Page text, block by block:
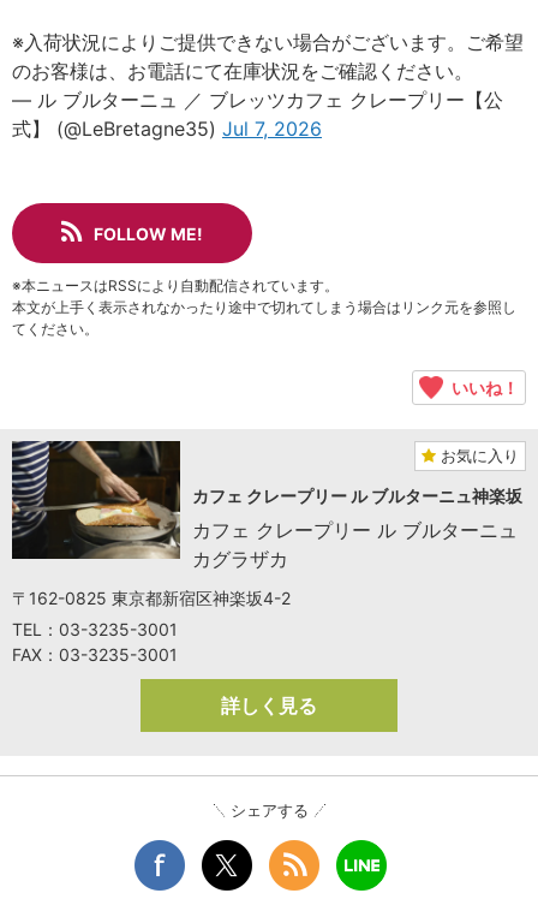
※入荷状況によりご提供できない場合がございます。ご希望
のお客様は、お電話にて在庫状況をご確認ください。
— ル ブルターニュ ／ ブレッツカフェ クレープリー【公
式】 (@LeBretagne35) Jul 7, 2026
FOLLOW ME!
※本ニュースはRSSにより自動配信されています。
本文が上手く表示されなかったり途中で切れてしまう場合はリンク元を参照し
てください。
いいね！
お気に入り
カフェ クレープリー ル ブルターニュ神楽坂
カフェ クレープリー ル ブルターニュ
カグラザカ
〒162-0825 東京都新宿区神楽坂4-2
TEL：03-3235-3001
FAX：03-3235-3001
詳しく見る
シェアする